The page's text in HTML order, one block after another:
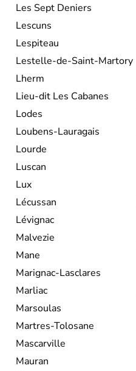
Les Sept Deniers
Lescuns
Lespiteau
Lestelle-de-Saint-Martory
Lherm
Lieu-dit Les Cabanes
Lodes
Loubens-Lauragais
Lourde
Luscan
Lux
Lécussan
Lévignac
Malvezie
Mane
Marignac-Lasclares
Marliac
Marsoulas
Martres-Tolosane
Mascarville
Mauran